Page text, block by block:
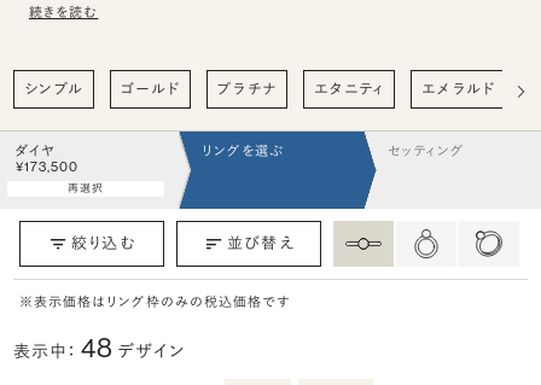
続きを読む
シンプル ゴールド プラチナ エタニティ エメラルド
ダイヤ
¥173,500
再選択
リングを選ぶ セッティング
絞り込む 並び替え
※表示価格はリング枠のみの税込価格です
表示中：48 デザイン